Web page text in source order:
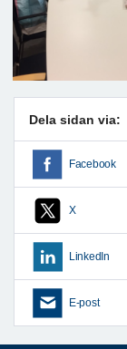
Dela sidan via:
Facebook
X
LinkedIn
E-post